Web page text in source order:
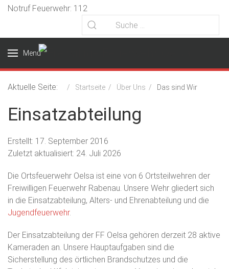
Notruf Feuerwehr: 112
Menu
Aktuelle Seite: Startseite Über Uns Das sind Wir
Einsatzabteilung
Erstellt: 17. September 2016
Zuletzt aktualisiert: 24. Juli 2026
Die Ortsfeuerwehr Oelsa ist eine von 6 Ortsteilwehren der
Freiwilligen Feuerwehr Rabenau. Unsere Wehr gliedert sich
in die Einsatzabteilung, Alters- und Ehrenabteilung und die
Jugendfeuerwehr.
Der Einsatzabteilung der FF Oelsa gehören derzeit 28 aktive
Kameraden an. Unsere Hauptaufgaben sind die
Sicherstellung des örtlichen Brandschutzes und die